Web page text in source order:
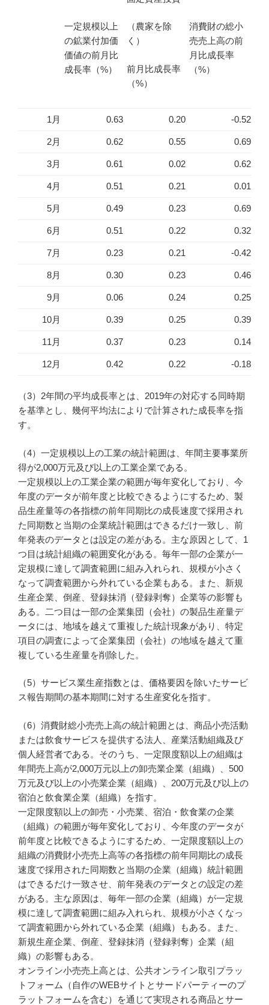
一定規模以上
の鉱業付加価
価値の前月比
成長率（%）
（農家を除
く）
前月比成長率
（%）
消費財の総小
売売上高の前
月比成長率
（%）
1月 0.63 0.20 -0.52
2月 0.62 0.55 0.69
3月 0.61 0.02 0.62
4月 0.51 0.21 0.01
5月 0.49 0.23 0.69
6月 0.51 0.22 0.32
7月 0.23 0.21 -0.42
8月 0.30 0.23 0.46
9月 0.06 0.24 0.25
10月 0.39 0.25 0.39
11月 0.37 0.23 0.14
12月 0.42 0.22 -0.18
（3）2年間の平均成長率とは、2019年の対応する同時期
を基準とし、幾何平均法によりで計算された成長率を指
す。
（4）一定規模以上の工業の統計範囲は、年間主要事業所
得が2,000万元及び以上の工業企業である。
一定規模以上の工業企業の範囲が毎年変化しており、今
年度のデータが前年度と比較できるようにするため、製
品生産量等の各指標の前年同期比の成長速度で採用され
た同期数と当期の企業統計範囲はできるだけ一致し、前
年発表のデータとは設定の差がある。主な原因として、1
つ目は統計組織の範囲変化がある。毎年一部の企業が一
定規模に達して調査範囲に組み入れられ、規模が小さく
なって調査範囲から外れている企業もある。また、新規
生産企業、倒産、登録抹消（登録剥奪）企業等の影響も
ある。二つ目は一部の企業集団（会社）の製品生産量デ
ータには、地域を越えて重複した統計現象があり、特定
項目の調査によって企業集団（会社）の地域を越えて重
複している生産量を削除した。
（5）サービス業生産指数とは、価格要因を除いたサービ
ス報告期間の基本期間に対する生産変化を指す。
（6）消費財総小売売上高の統計範囲とは、商品小売活動
または飲食サービスを提供する法人、産業活動組織及び
個人経営者である。そのうち、一定限度額以上の組織は
年間売上高が2,000万元以上の卸売業企業（組織）、500
万元及び以上の小売業企業（組織）、200万元及び以上の
宿泊と飲食業企業（組織）を指す。
一定限度額以上の卸売・小売業、宿泊・飲食業の企業
（組織）の範囲が毎年変化しており、今年度のデータが
前年度と比較できるようにするため、一定限度額以上の
組織の消費財小売売上高等の各指標の前年同期比の成長
速度で採用された同期数と当期の企業（組織）統計範囲
はできるだけ一致させ、前年発表のデータとの設定の差
がある。主な原因は、毎年一部の企業（組織）が一定規
模に達して調査範囲に組み入れられ、規模が小さくなっ
て調査範囲から外れている企業（組織）もある。また、
新規生産企業、倒産、登録抹消（登録剥奪）企業（組
織）の影響もある。
オンライン小売売上高とは、公共オンライン取引プラッ
トフォーム（自作のWEBサイトとサードパーティーのプ
ラットフォームを含む）を通じて実現される商品とサー